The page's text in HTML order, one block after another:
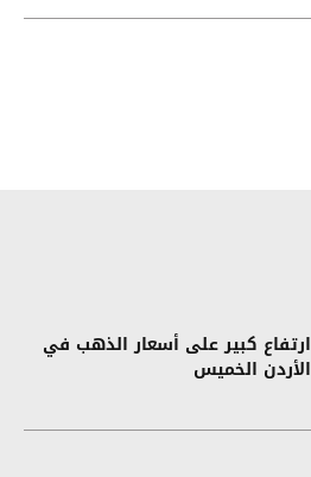
ارتفاع كبير على أسعار الذهب في
الأردن الخميس